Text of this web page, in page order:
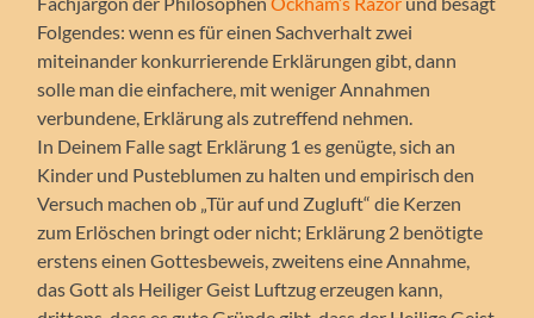
Folgendes: wenn es für einen Sachverhalt zwei
miteinander konkurrierende Erklärungen gibt, dann
solle man die einfachere, mit weniger Annahmen
verbundene, Erklärung als zutreffend nehmen.
In Deinem Falle sagt Erklärung 1 es genügte, sich an
Kinder und Pusteblumen zu halten und empirisch den
Versuch machen ob „Tür auf und Zugluft“ die Kerzen
zum Erlöschen bringt oder nicht; Erklärung 2 benötigte
erstens einen Gottesbeweis, zweitens eine Annahme,
das Gott als Heiliger Geist Luftzug erzeugen kann,